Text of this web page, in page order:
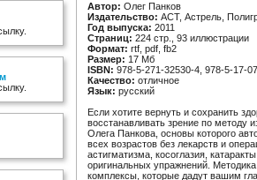
Автор: Олег Панков
Издательство: АСТ, Астрель,
Год выпуска: 2011
Страниц: 224 стр., 93 иллюстрации
Формат: rtf, pdf, fb2
Размер: 17 Мб
ISBN: 978-5-271-32530-4, 978-5-17-
Качество: отличное
Язык: русский
Если хотите вернуть и сохранить
восстанавливать зрение по методу
Олега Панкова, основы которого
всех возрастов без лекарств и
астигматизма, косоглазия,
оригинальных упражнений.
комплексы, которые дадут вашим